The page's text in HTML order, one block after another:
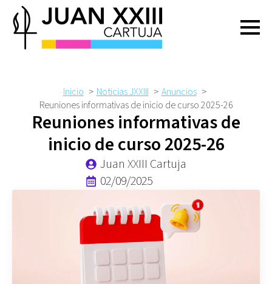
Inicio Noticias JXXIII
Anuncios
Reuniones informativas de inicio de curso 2025-26
Reuniones informativas de
inicio de curso 2025-26
Juan XXIII Cartuja
02/09/2025